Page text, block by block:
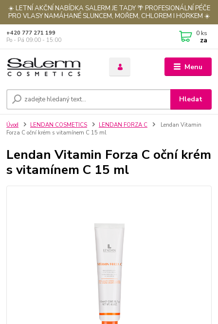
☀️ LETNÍ AKČNÍ NABÍDKA SALERM JE TADY 🌴 PROFESIONÁLNÍ PÉČE
PRO VLASY NAMÁHANÉ SLUNCEM, MOŘEM, CHLOREM I HORKEM ☀️
Menu
Hledat
+420 777 271 199
Po - Pá 09:00 - 15:00
0 ks
za
Úvod LENDAN COSMETICS LENDAN FORZA C
Lendan Vitamin
Forza C oční krém s vitamínem C 15 ml
Lendan Vitamin Forza C oční krém
s vitamínem C 15 ml